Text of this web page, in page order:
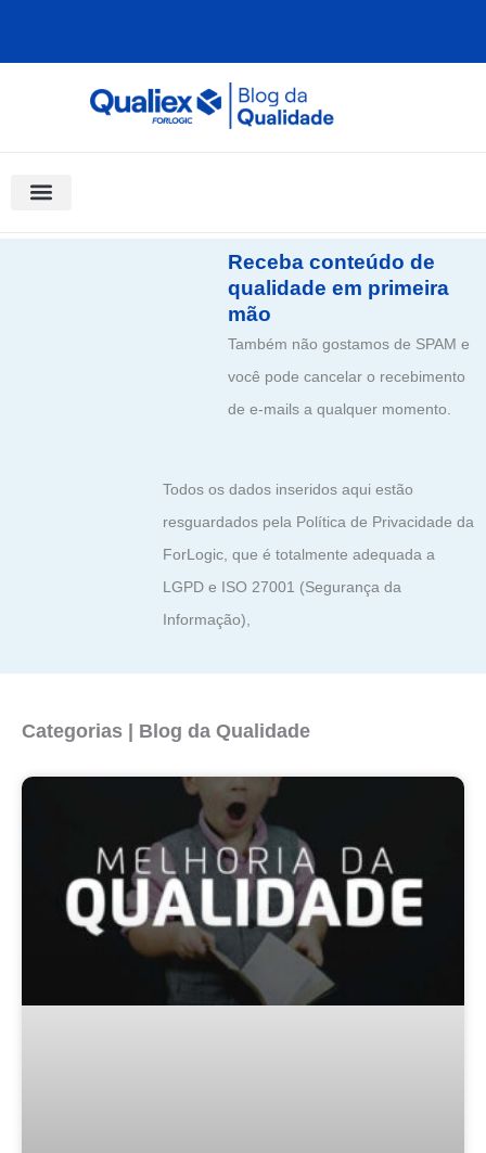
Receba conteúdo de
qualidade em primeira
mão
Também não gostamos de SPAM e
você pode cancelar o recebimento
de e-mails a qualquer momento.
Todos os dados inseridos aqui estão
resguardados pela Política de Privacidade da
ForLogic, que é totalmente adequada a
LGPD e ISO 27001 (Segurança da
Informação),
Categorias | Blog da Qualidade